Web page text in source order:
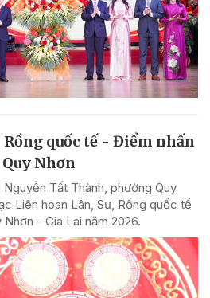
Rồng quốc tế - Điểm nhấn
Nhơn
Tất Thành, phường Quy
Liên hoan Lân, Sư, Rồng quốc tế
- Gia Lai năm 2026.